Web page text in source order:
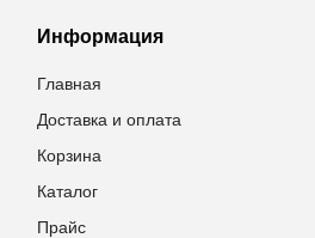
Информация
Главная
Доставка и оплата
Корзина
Каталог
Прайс